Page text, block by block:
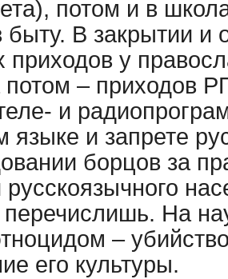
потом и в
быту. В закрытии и
приходов у
потом – приходов
и
языке и запрете
борцов за
русскоязычного
перечислишь. На
–
его культуры.